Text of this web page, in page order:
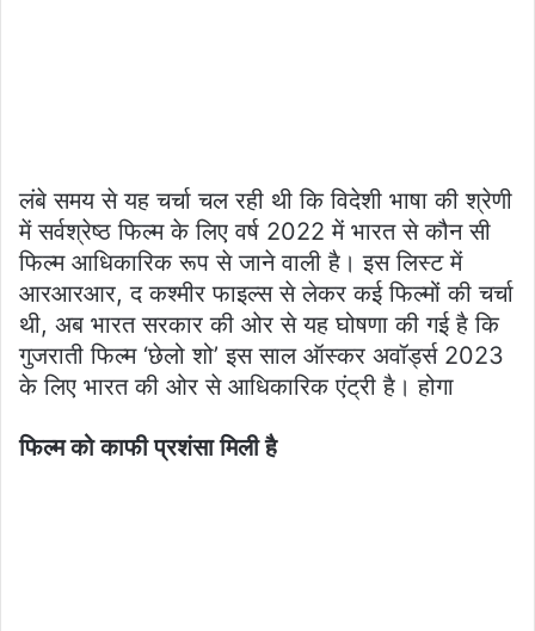
लंबे समय से यह चर्चा चल रही थी कि विदेशी भाषा की श्रेणी
में सर्वश्रेष्ठ फिल्म के लिए वर्ष 2022 में भारत से कौन सी
फिल्म आधिकारिक रूप से जाने वाली है। इस लिस्ट में
आरआरआर, द कश्मीर फाइल्स से लेकर कई फिल्मों की चर्चा
थी, अब भारत सरकार की ओर से यह घोषणा की गई है कि
गुजराती फिल्म ‘छेलो शो’ इस साल ऑस्कर अवॉर्ड्स 2023
के लिए भारत की ओर से आधिकारिक एंट्री है। होगा
फिल्म को काफी प्रशंसा मिली है